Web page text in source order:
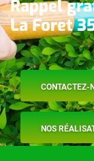
Rappel
La Foret
CONTACTEZ-
NOS